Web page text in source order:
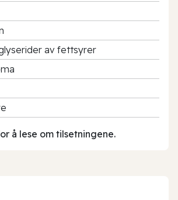
av fettsyrer
å lese om tilsetningene.